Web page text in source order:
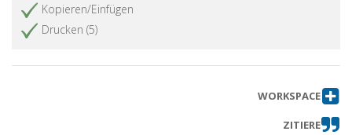
Kopieren/Einfügen
Drucken (5)
WORKSPACE
ZITIERE